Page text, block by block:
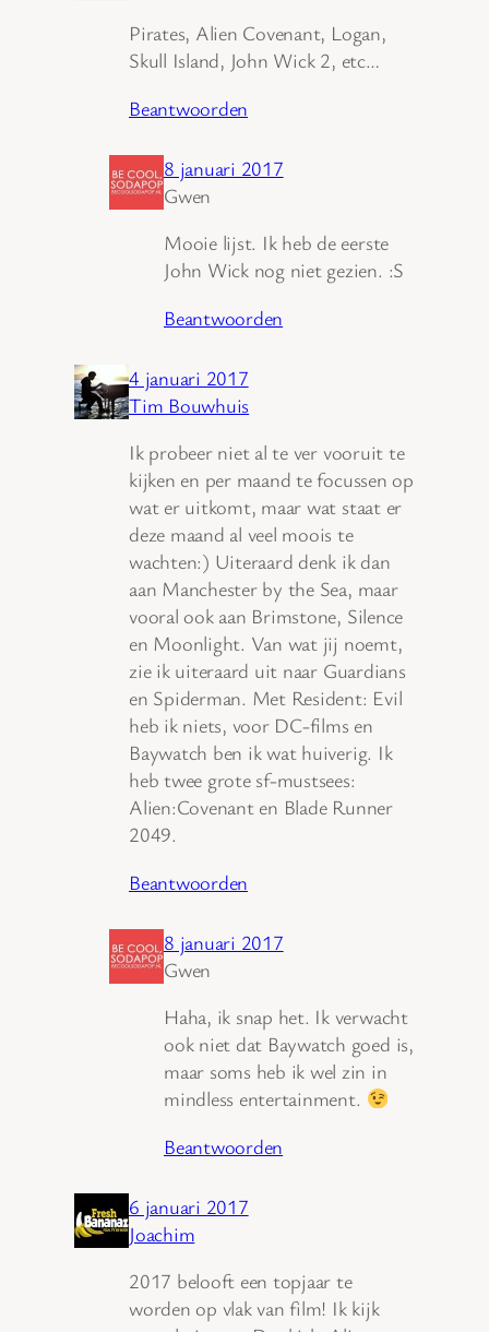
Pirates, Alien Covenant, Logan,
Skull Island, John Wick 2, etc…
Beantwoorden
8 januari 2017
Gwen
Mooie lijst. Ik heb de eerste
John Wick nog niet gezien. :S
Beantwoorden
4 januari 2017
Tim Bouwhuis
Ik probeer niet al te ver vooruit te
kijken en per maand te focussen op
wat er uitkomt, maar wat staat er
deze maand al veel moois te
wachten:) Uiteraard denk ik dan
aan Manchester by the Sea, maar
vooral ook aan Brimstone, Silence
en Moonlight. Van wat jij noemt,
zie ik uiteraard uit naar Guardians
en Spiderman. Met Resident: Evil
heb ik niets, voor DC-films en
Baywatch ben ik wat huiverig. Ik
heb twee grote sf-mustsees:
Alien:Covenant en Blade Runner
2049.
Beantwoorden
8 januari 2017
Gwen
Haha, ik snap het. Ik verwacht
ook niet dat Baywatch goed is,
maar soms heb ik wel zin in
mindless entertainment.
Beantwoorden
6 januari 2017
Joachim
2017 belooft een topjaar te
worden op vlak van film! Ik kijk